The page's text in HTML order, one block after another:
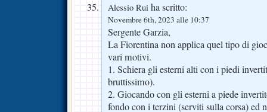
Alessio Rui ha scritto:
Novembre 6th, 2023 alle 10:37
Sergente Garzia,
La Fiorentina non applica quel tipo di
vari motivi.
1. Schiera gli esterni alti con i piedi
bruttissimo).
2. Giocando con gli esterni a piede
fondo con i terzini (serviti sulla corsa) ed